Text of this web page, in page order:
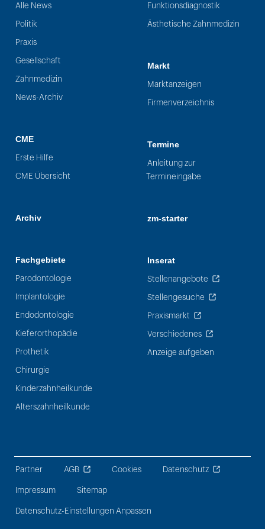
Alle News
Politik
Praxis
Gesellschaft
Zahnmedizin
News-Archiv
CME
Erste Hilfe
CME Übersicht
Archiv
Fachgebiete
Parodontologie
Implantologie
Endodontologie
Kieferorthopädie
Prothetik
Chirurgie
Kinderzahnheilkunde
Alterszahnheilkunde
Funktionsdiagnostik
Ästhetische Zahnmedizin
Markt
Marktanzeigen
Firmenverzeichnis
Termine
Anleitung zur
Termineingabe
zm-starter
Inserat
Stellenangebote
Stellengesuche
Praxismarkt
Verschiedenes
Anzeige aufgeben
Partner AGB Cookies Datenschutz
Impressum Sitemap
Datenschutz-Einstellungen Anpassen